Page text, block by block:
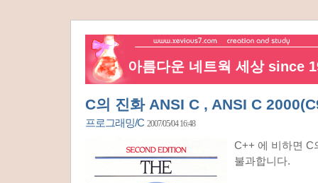
아름다운 네트웍 세상 since
C의 진화 ANSI C , ANSI C
프로그래밍/C 2007/05/04 16:48
C++ 에 비하면 C
불과합니다.